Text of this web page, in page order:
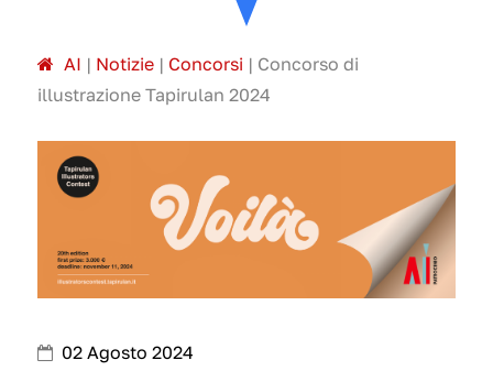
AI | Notizie | Concorsi | Concorso di
illustrazione Tapirulan 2024
02 Agosto 2024